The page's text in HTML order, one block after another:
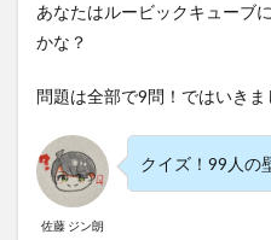
あなたはルービックキューブ
かな？
問題は全部で9問！ではいきま
佐藤 ジン朗
クイズ！99人の